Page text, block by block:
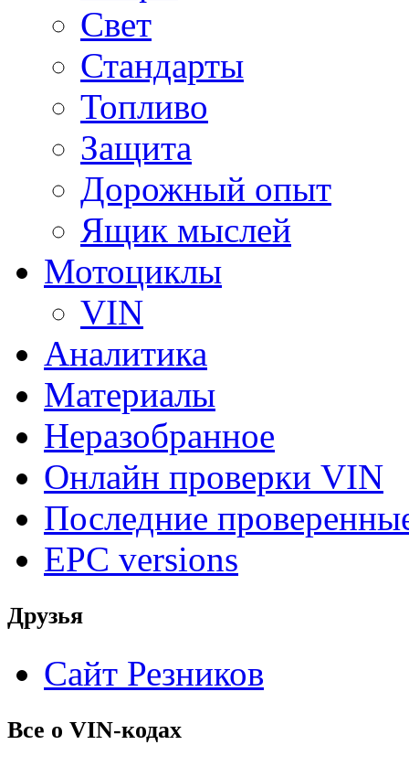
Свет
Стандарты
Топливо
Защита
Дорожный опыт
Ящик мыслей
Мотоциклы
VIN
Аналитика
Материалы
Неразобранное
Онлайн проверки VIN
Последние
EPC versions
Друзья
Сайт Резников
Все о VIN-кодах